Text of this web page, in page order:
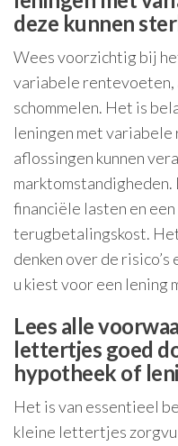
deze kunnen
Wees voorzichtig bij
variabele rentevoeten,
schommelen. Het is
leningen met
aflossingen kunnen
financiële lasten en
terugbetalingskost.
denken over de
u kiest voor een
Lees alle
lettertjes goed
hypotheek of
Het is van essentieel
kleine lettertjes